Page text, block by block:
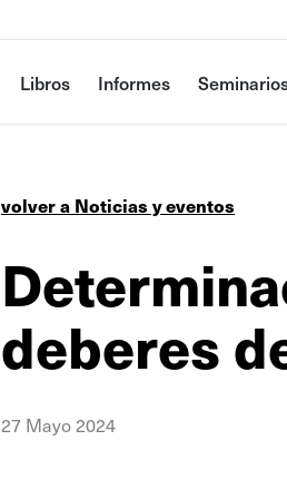
Libros Informes
volver a Noticias y eventos
deberes
27 Mayo 2024